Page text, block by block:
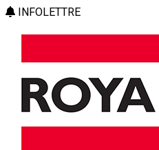
INFOLETTRE